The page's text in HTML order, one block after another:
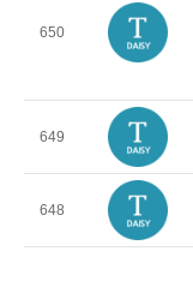
650
649
648